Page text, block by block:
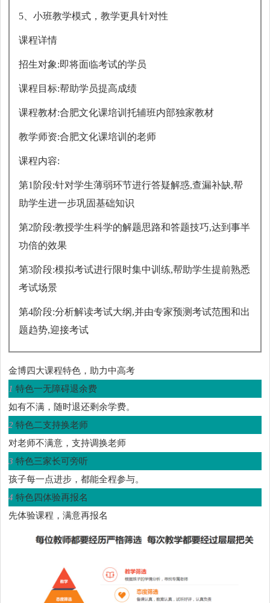
5、小班教学模式，教学更具针对性
课程详情
招生对象:即将面临考试的学员
课程目标:帮助学员提高成绩
课程教材:合肥文化课培训托辅班内部独家教材
教学师资:合肥文化课培训的老师
课程内容:
第1阶段:针对学生薄弱环节进行答疑解惑,查漏补缺,帮
助学生进一步巩固基础知识
第2阶段:教授学生科学的解题思路和答题技巧,达到事半
功倍的效果
第3阶段:模拟考试进行限时集中训练,帮助学生提前熟悉
考试场景
第4阶段:分析解读考试大纲,并由专家预测考试范围和出
题趋势,迎接考试
金博四大课程特色，助力中高考
1 特色一无障碍退余费
如有不满，随时退还剩余学费。
2 特色二支持换老师
对老师不满意，支持调换老师
3 特色三家长可旁听
孩子每一点进步，都能全程参与。
4 特色四体验再报名
先体验课程，满意再报名